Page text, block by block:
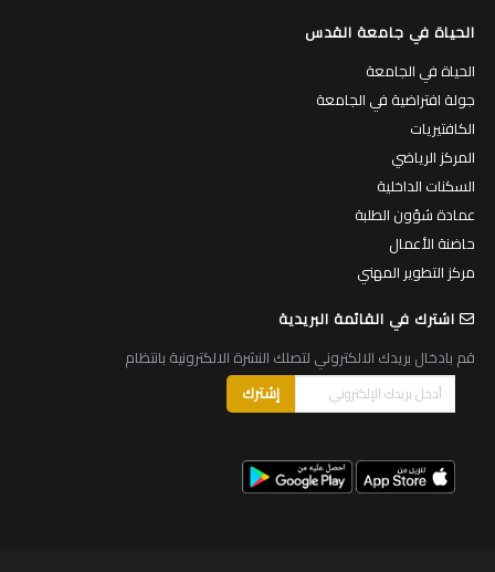
الحياة في جامعة القدس
الحياة في الجامعة
جولة افتراضية في الجامعة
الكافتيريات
المركز الرياضي
السكنات الداخلية
عمادة شؤون الطلبة
حاضنة الأعمال
مركز التطوير المهني
اشترك في القائمة البريدية
قم بادخال بريدك الالكتروني لتصلك النشرة الالكترونية بانتظام